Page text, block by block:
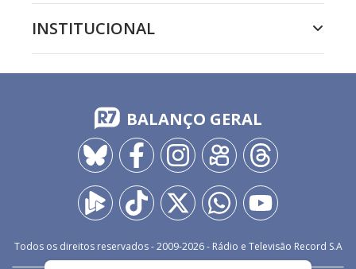
INSTITUCIONAL
BALANÇO GERAL
Todos os direitos reservados - 2009-2026- Rádio e Televisão Record S.A